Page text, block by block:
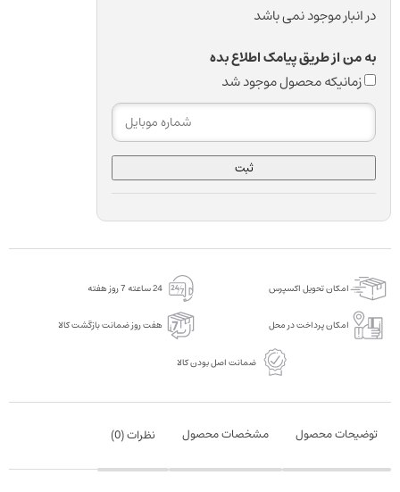
در انبار موجود نمی باشد
به من از طریق پیامک اطلاع بده
زمانیکه محصول موجود شد
ثبت
امکان تحویل اکسپرس 24 ساعته 7 روز هفته
امکان پرداخت در محل هفت روز ضمانت بازگشت کالا
ضمانت اصل بودن کالا
توضیحات محصول مشخصات محصول نظرات (0
)